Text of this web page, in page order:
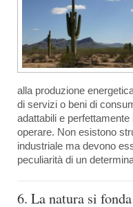
alla produzione
di servizi o beni di
adattabili e
operare. Non esistono
industriale ma devono
peculiarità di un
6. La natura si